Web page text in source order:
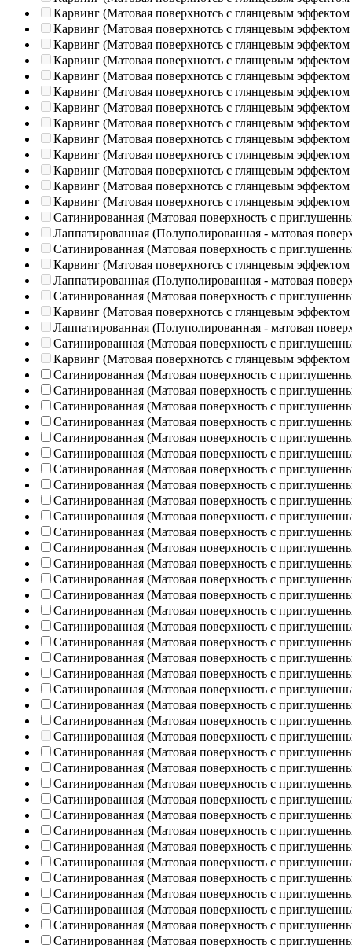
Карвинг (Матовая поверхнотсь с глянцевым эффектом
Карвинг (Матовая поверхнотсь с глянцевым эффектом
Карвинг (Матовая поверхнотсь с глянцевым эффектом
Карвинг (Матовая поверхнотсь с глянцевым эффектом
Карвинг (Матовая поверхнотсь с глянцевым эффектом
Карвинг (Матовая поверхнотсь с глянцевым эффектом
Карвинг (Матовая поверхнотсь с глянцевым эффектом
Карвинг (Матовая поверхнотсь с глянцевым эффектом
Карвинг (Матовая поверхнотсь с глянцевым эффектом
Карвинг (Матовая поверхнотсь с глянцевым эффектом
Карвинг (Матовая поверхнотсь с глянцевым эффектом
Карвинг (Матовая поверхнотсь с глянцевым эффектом
Карвинг (Матовая поверхнотсь с глянцевым эффектом
Сатинированная (Матовая поверхность с
Лаппатированная (Полуполированная - матовая
Сатинированная (Матовая поверхность с
Карвинг (Матовая поверхнотсь с глянцевым эффектом
Лаппатированная (Полуполированная - матовая
Сатинированная (Матовая поверхность с
Карвинг (Матовая поверхнотсь с глянцевым эффектом
Лаппатированная (Полуполированная - матовая
Сатинированная (Матовая поверхность с
Карвинг (Матовая поверхнотсь с глянцевым эффектом
Сатинированная (Матовая поверхность с
Сатинированная (Матовая поверхность с
Сатинированная (Матовая поверхность с
Сатинированная (Матовая поверхность с
Сатинированная (Матовая поверхность с
Сатинированная (Матовая поверхность с
Сатинированная (Матовая поверхность с
Сатинированная (Матовая поверхность с
Сатинированная (Матовая поверхность с
Сатинированная (Матовая поверхность с
Сатинированная (Матовая поверхность с
Сатинированная (Матовая поверхность с
Сатинированная (Матовая поверхность с
Сатинированная (Матовая поверхность с
Сатинированная (Матовая поверхность с
Сатинированная (Матовая поверхность с
Сатинированная (Матовая поверхность с
Сатинированная (Матовая поверхность с
Сатинированная (Матовая поверхность с
Сатинированная (Матовая поверхность с
Сатинированная (Матовая поверхность с
Сатинированная (Матовая поверхность с
Сатинированная (Матовая поверхность с
Сатинированная (Матовая поверхность с
Сатинированная (Матовая поверхность с
Сатинированная (Матовая поверхность с
Сатинированная (Матовая поверхность с
Сатинированная (Матовая поверхность с
Сатинированная (Матовая поверхность с
Сатинированная (Матовая поверхность с
Сатинированная (Матовая поверхность с
Сатинированная (Матовая поверхность с
Сатинированная (Матовая поверхность с
Сатинированная (Матовая поверхность с
Сатинированная (Матовая поверхность с
Сатинированная (Матовая поверхность с
Сатинированная (Матовая поверхность с